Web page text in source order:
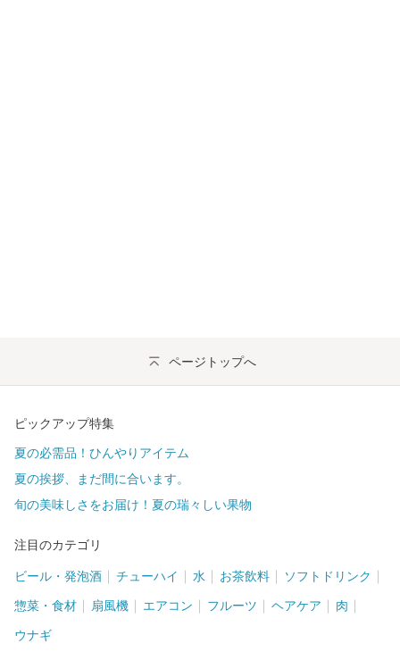
ページトップへ
ピックアップ特集
夏の必需品！ひんやりアイテム
夏の挨拶、まだ間に合います。
旬の美味しさをお届け！夏の瑞々しい果物
注目のカテゴリ
ビール・発泡酒 チューハイ 水 お茶飲料 ソフトドリンク
惣菜・食材 扇風機 エアコン フルーツ ヘアケア 肉
ウナギ